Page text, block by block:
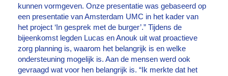
kunnen vormgeven. Onze presentatie was gebaseerd op
een presentatie van Amsterdam UMC in het kader van
het project ‘In gesprek met de burger’.” Tijdens de
bijeenkomst legden Lucas en Anouk uit wat proactieve
zorg planning is, waarom het belangrijk is en welke
ondersteuning mogelijk is. Aan de mensen werd ook
gevraagd wat voor hen belangrijk is. “Ik merkte dat het